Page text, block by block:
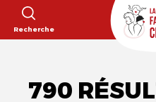
Recherche
790